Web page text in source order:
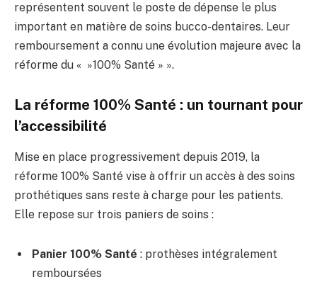
représentent souvent le poste de dépense le plus
important en matière de soins bucco-dentaires. Leur
remboursement a connu une évolution majeure avec la
réforme du « »100% Santé » ».
La réforme 100% Santé : un tournant pour
l’accessibilité
Mise en place progressivement depuis 2019, la
réforme 100% Santé vise à offrir un accès à des soins
prothétiques sans reste à charge pour les patients.
Elle repose sur trois paniers de soins :
Panier 100% Santé : prothèses intégralement
remboursées